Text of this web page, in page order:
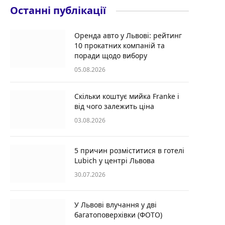
Останні публікації
Оренда авто у Львові: рейтинг
10 прокатних компаній та
поради щодо вибору
05.08.2026
Скільки коштує мийка Franke і
від чого залежить ціна
03.08.2026
5 причин розміститися в готелі
Lubich у центрі Львова
30.07.2026
У Львові влучання у дві
багатоповерхівки (ФОТО)